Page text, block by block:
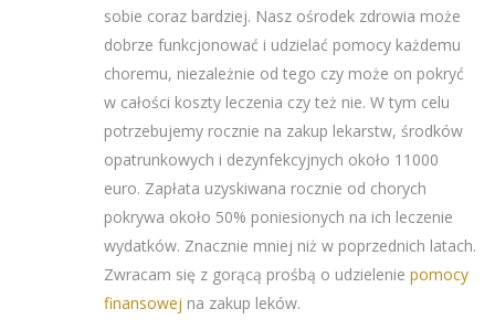
sobie coraz bardziej. Nasz ośrodek zdrowia może
dobrze funkcjonować i udzielać pomocy każdemu
choremu, niezależnie od tego czy może on pokryć
w całości koszty leczenia czy też nie. W tym celu
potrzebujemy rocznie na zakup lekarstw, środków
opatrunkowych i dezynfekcyjnych około 11000
euro. Zapłata uzyskiwana rocznie od chorych
pokrywa około 50% poniesionych na ich leczenie
wydatków. Znacznie mniej niż w poprzednich latach.
Zwracam się z gorącą prośbą o udzielenie pomocy
finansowej na zakup leków.